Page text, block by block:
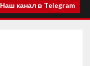
Наш канал в Telegram